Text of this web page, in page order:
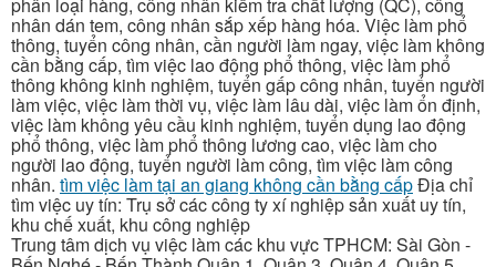
phân loại hàng, công nhân kiểm tra chất lượng (QC), công
nhân dán tem, công nhân sắp xếp hàng hóa. Việc làm phổ
thông, tuyển công nhân, cần người làm ngay, việc làm không
cần bằng cấp, tìm việc lao động phổ thông, việc làm phổ
thông không kinh nghiệm, tuyển gấp công nhân, tuyển người
làm việc, việc làm thời vụ, việc làm lâu dài, việc làm ổn định,
việc làm không yêu cầu kinh nghiệm, tuyển dụng lao động
phổ thông, việc làm phổ thông lương cao, việc làm cho
người lao động, tuyển người làm công, tìm việc làm công
nhân. tìm việc làm tại an giang không cần bằng cấpĐịa chỉ
tìm việc uy tín: Trụ sở các công ty xí nghiệp sản xuất uy tín,
khu chế xuất, khu công nghiệp
Trung tâm dịch vụ việc làm các khu vực TPHCM: Sài Gòn -